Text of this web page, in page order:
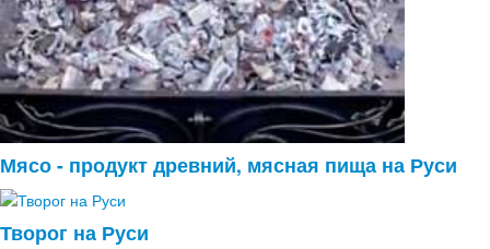
Мясо - продукт древний, мясная пища на Руси
Творог на Руси